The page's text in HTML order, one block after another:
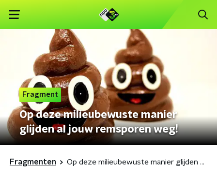
Fragment
Op deze milieubewuste manier
glijden al jouw remsporen weg!
Fragmenten Op deze milieubewuste manier glijden al jouw remsporen weg!